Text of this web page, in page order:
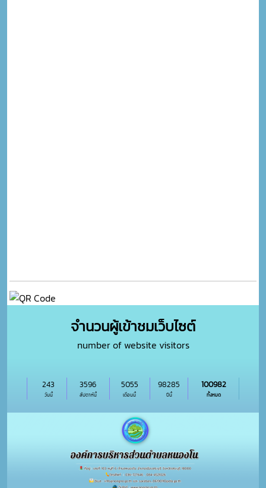
จำนวนผู้เข้าชมเว็บไซต์
number of website visitors
วันนี้
243
สัปดาห์นี้
3596
เดือนนี้
5055
ปีนี้
98285
ทั้งหมด
100982